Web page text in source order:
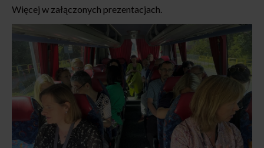
Więcej w załączonych prezentacjach.